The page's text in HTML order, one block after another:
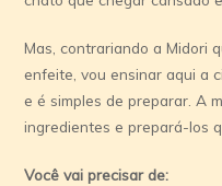
Mas, contrariando a Midori
enfeite, vou ensinar aqui a
e é simples de preparar. A
ingredientes e prepará-los
Você vai precisar de: